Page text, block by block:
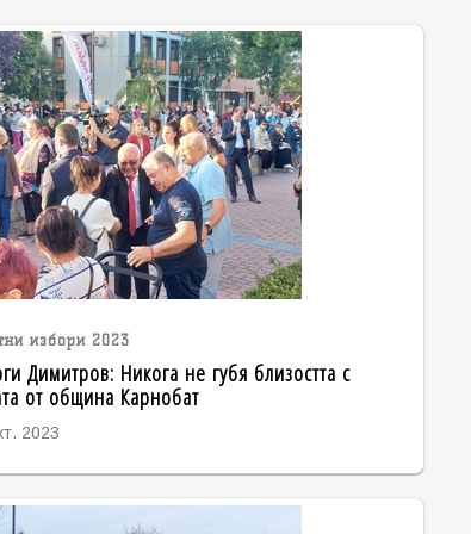
избори 2023
Димитров: Никога не губя близостта с
от община Карнобат
2023